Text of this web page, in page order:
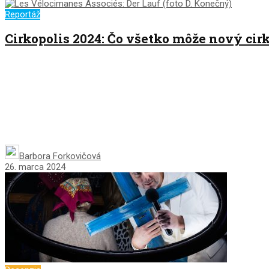
Reportáž
Cirkopolis 2024: Čo všetko môže nový
Barbora Forkovičová
26. marca 2024